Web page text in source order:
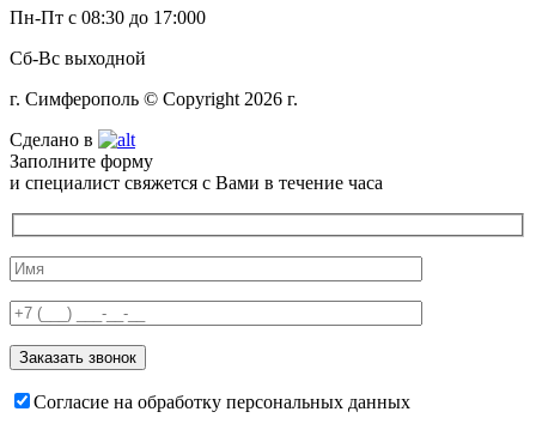
Пн-Пт с 08:30 до 17:000
Сб-Вс выходной
г. Симферополь © Copyright 2026 г.
Сделано в
Заполните форму
и специалист свяжется с Вами в течение часа
Согласие на обработку персональных данных